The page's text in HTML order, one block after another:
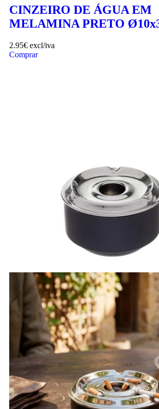
CINZEIRO DE ÁGUA EM
MELAMINA PRETO
2.95€ excl/iva
Comprar